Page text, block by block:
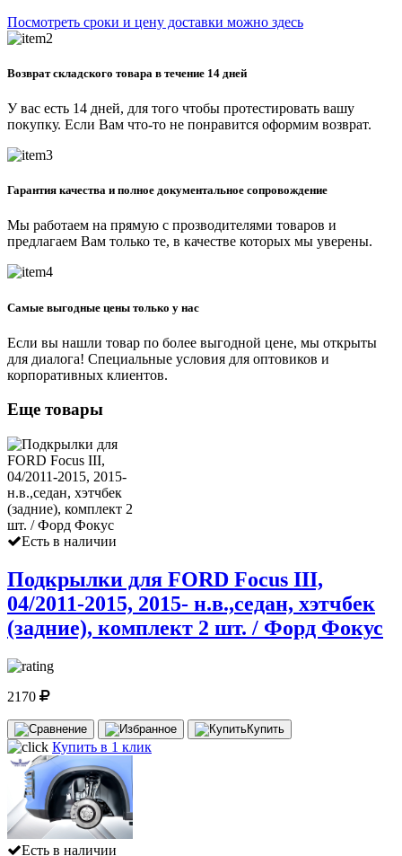
Посмотреть сроки и цену доставки можно здесь
Возврат складского товара в течение 14 дней
У вас есть 14 дней, для того чтобы протестировать вашу
покупку. Если Вам что-то не понравится оформим возврат.
Гарантия качества и полное документальное сопровождение
Мы работаем на прямую с прозводителями товаров и
предлагаем Вам только те, в качестве которых мы уверены.
Самые выгодные цены только у нас
Если вы нашли товар по более выгодной цене, мы открыты
для диалога! Специальные условия для оптовиков и
корпоративных клиентов.
Еще товары
Есть в наличии
Подкрылки для FORD Focus III,
04/2011-2015, 2015- н.в.,седан, хэтчбек
(задние), комплект 2 шт. / Форд Фокус
2170
Купить
Купить в 1 клик
Есть в наличии